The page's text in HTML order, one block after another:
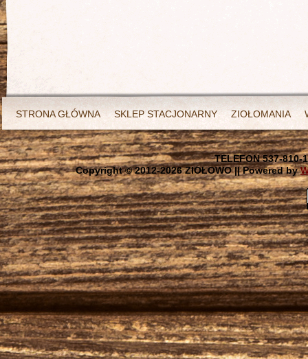
STRONA GŁÓWNA SKLEP STACJONARNY ZIOŁOMANIA
TELEFON 537-810-
Copyright © 2012-2026 ZIOŁOWO || Powered by